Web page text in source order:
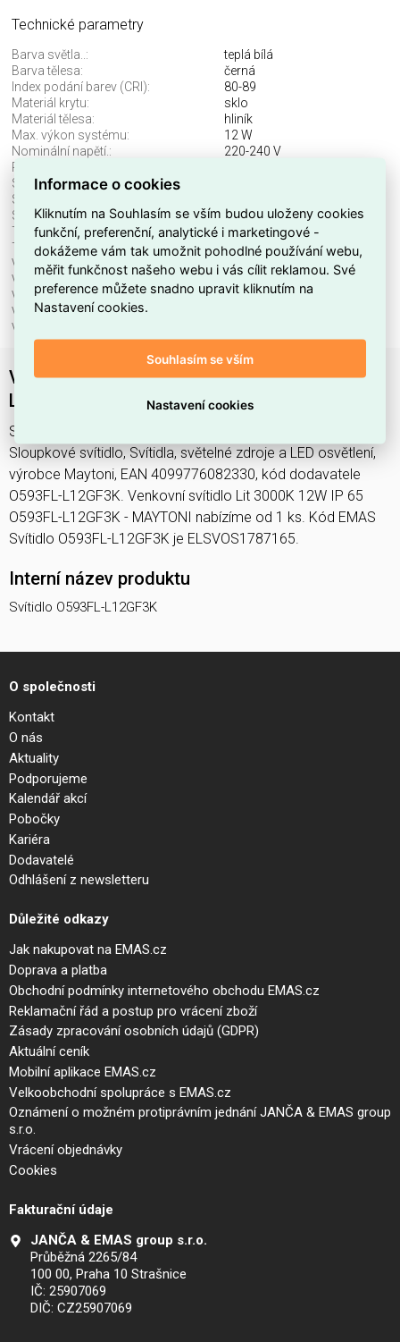
Technické parametry
Barva světla..:
teplá bílá
Barva tělesa:
černá
Index podání barev (CRI):
80-89
Materiál krytu:
sklo
Materiál tělesa:
hliník
Max. výkon systému:
12 W
Nominální napětí.:
220-240 V
Průměr:
Stupeň krytí (IP):
Světelný tok:
Světelný zdroj:
LED neměnitelný
Teplota barvy.:
3000 K
Třída ochrany:
I
Včetně svět. zdroje:
ano
Vhodné pro počet svět. zdrojů:
Vhodné pro výkon světel. zdroje:
12 W
Výška/hloubka:
Vyzařovací úhel.:
Venkovní svítidlo Lit 3000K 12W IP 65 O593FL-
L12GF3K - MAYTONI
Svítidlo O593FL-L12GF3K najdete v kategoriích Svítidla,
Sloupkové svítidlo, Svítidla, světelné zdroje a LED osvětlení,
výrobce Maytoni, EAN 4099776082330, kód dodavatele
O593FL-L12GF3K. Venkovní svítidlo Lit 3000K 12W IP 65
O593FL-L12GF3K - MAYTONI nabízíme od 1 ks. Kód EMAS
Svítidlo O593FL-L12GF3K je ELSVOS1787165.
Interní název produktu
Svítidlo O593FL-L12GF3K
O společnosti
Kontakt
O nás
Aktuality
Podporujeme
Kalendář akcí
Pobočky
Kariéra
Dodavatelé
Odhlášení z newsletteru
Důležité odkazy
Jak nakupovat na EMAS.cz
Doprava a platba
Obchodní podmínky internetového obchodu EMAS.cz
Reklamační řád a postup pro vrácení zboží
Zásady zpracování osobních údajů (GDPR)
Aktuální ceník
Mobilní aplikace EMAS.cz
Velkoobchodní spolupráce s EMAS.cz
Oznámení o možném protiprávním jednání JANČA & EMAS group
s.r.o.
Vrácení objednávky
Cookies
Fakturační údaje
JANČA & EMAS group s.r.o.
Průběžná 2265/84
100 00, Praha 10 Strašnice
IČ: 25907069
DIČ: CZ25907069
Informace o cookies
Kliknutím na Souhlasím se vším budou uloženy cookies
funkční, preferenční, analytické i marketingové -
dokážeme vám tak umožnit pohodlné používání webu,
měřit funkčnost našeho webu i vás cílit reklamou. Své
preference můžete snadno upravit kliknutím na
Nastavení cookies.
Souhlasím se vším
Nastavení cookies